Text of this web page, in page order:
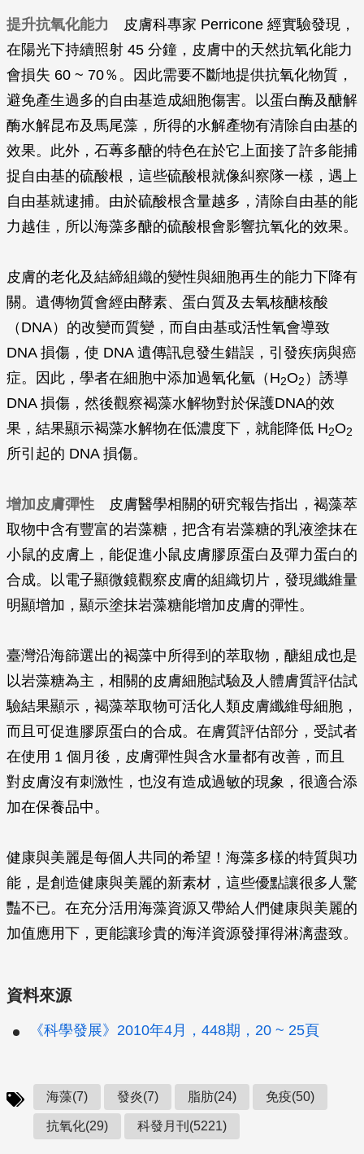
提升抗氧化能力 皮膚科專家 Perricone 經實驗發現，
在陽光下持續照射 45 分鐘，皮膚中的天然抗氧化能力
會損失 60 ~ 70％。因此需要不斷地提供抗氧化物質，
避免產生過多的自由基造成細胞傷害。以蛋白酶及醣解
酶水解昆布及馬尾藻，所得的水解產物有清除自由基的
效果。此外，石蓴多醣的特色在於它上面接了許多能捕
捉自由基的硫酸根，這些硫酸根就像糾察隊一樣，遇上
自由基就逮捕。由於硫酸根含量越多，清除自由基的能
力越佳，所以海藻多醣的硫酸根會影響抗氧化的效果。
皮膚的老化及結締組織的變性與細胞再生的能力下降有
關。遺傳物質會經由酵素、蛋白質及去氧核醣核酸
（DNA）的改變而質變，而自由基或活性氧會導致
DNA 損傷，使 DNA 遺傳訊息發生錯誤，引發疾病與癌
症。因此，學者在細胞中添加過氧化氫（H2O2 ）誘導
DNA 損傷，然後觀察褐藻水解物對於保護DNA的效
果，結果顯示褐藻水解物在低濃度下，就能降低 H2O2
所引起的 DNA 損傷。
增加皮膚彈性 皮膚醫學相關的研究報告指出，褐藻萃
取物中含有豐富的岩藻糖，把含有岩藻糖的乳液塗抹在
小鼠的皮膚上，能促進小鼠皮膚膠原蛋白及彈力蛋白的
合成。以電子顯微鏡觀察皮膚的組織切片，發現纖維量
明顯增加，顯示塗抹岩藻糖能增加皮膚的彈性。
臺灣沿海篩選出的褐藻中所得到的萃取物，醣組成也是
以岩藻糖為主，相關的皮膚細胞試驗及人體膚質評估試
驗結果顯示，褐藻萃取物可活化人類皮膚纖維母細胞，
而且可促進膠原蛋白的合成。在膚質評估部分，受試者
在使用 1 個月後，皮膚彈性與含水量都有改善，而且
對皮膚沒有刺激性，也沒有造成過敏的現象，很適合添
加在保養品中。
健康與美麗是每個人共同的希望！海藻多樣的特質與功
能，是創造健康與美麗的新素材，這些優點讓很多人驚
豔不已。在充分活用海藻資源又帶給人們健康與美麗的
加值應用下，更能讓珍貴的海洋資源發揮得淋漓盡致。
資料來源
《科學發展》2010年4月，448期，20 ~ 25頁
海藻(7) 發炎(7) 脂肪(24) 免疫(50)
抗氧化(29) 科發月刊(5221)